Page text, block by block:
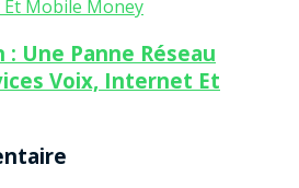
Une Panne Réseau
Voix, Internet Et